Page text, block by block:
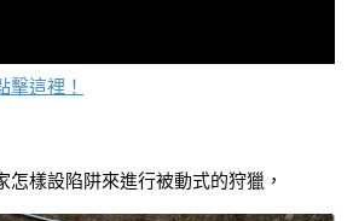
擊這裡！
怎樣設陷阱來進行被動式的狩獵，